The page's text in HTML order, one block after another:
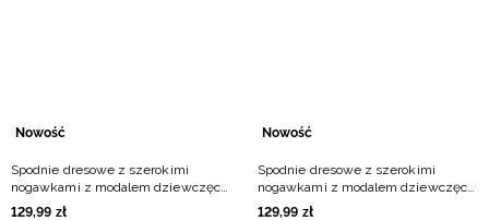
Nowość
Spodnie dresowe z szerokimi
nogawkami z modalem dziewczęce
- czarne
129,99 zł
Nowość
Spodnie dresowe z szerokimi
nogawkami z modalem dziewczęce
- fioletowe
129,99 zł
Słowacki / EUR
Ukraiński / UAH